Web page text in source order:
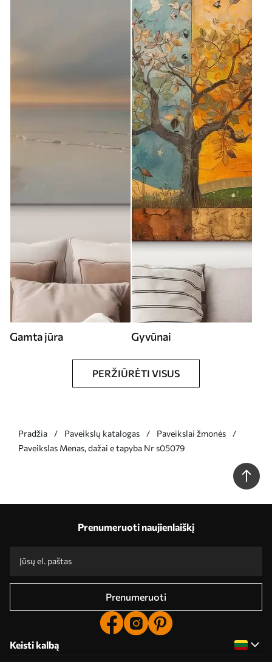
Gamta jūra Gyvūnai
PERŽIŪRĖTI VISUS
Pradžia Paveikslų katalogas
Paveikslai žmonės
Paveikslas Menas, dažai e tapyba Nr s05079
Prenumeruoti naujienlaiškį
Prenumeruoti
Keisti kalbą